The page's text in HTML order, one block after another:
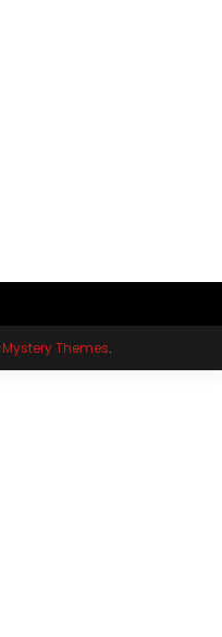
Mystery Themes.